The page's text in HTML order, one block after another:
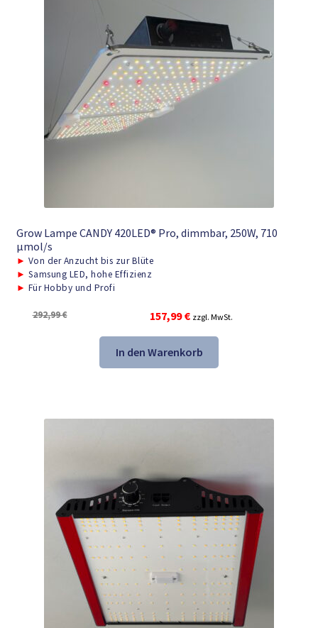
Grow Lampe CANDY 420LED® Pro, dimmbar, 250W, 710
μmol/s
► Von der Anzucht bis zur Blüte
► Samsung LED, hohe Effizienz
► Für Hobby und Profi
292,99€
Ursprünglicher
war:
292,99 €
157,99€Aktueller
ist:
157,99 €.
zzgl. MwSt.
In den Warenkorb